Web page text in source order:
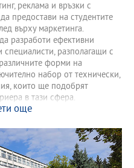
реклама и връзки с
предостави на студентите
върху маркетинга.
разработи ефективни
разполагащи с
форми на
набор от технически,
които ще подобрят
в тази сфера.
в основата на тази програма
магистърски програми по
отчитането на новите
на компетентност в
умения на експертно ниво.
още